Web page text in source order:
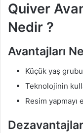
Quiver
Nedir ?
Avantajları
Küçük yaş
Teknolojinin
Resim